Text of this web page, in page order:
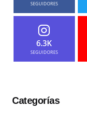
SEGUIDORES
6.3K
SEGUIDORES
Categorías